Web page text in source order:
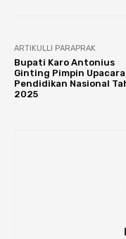
ARTIKULLI PARAPRAK
Bupati Karo Antonius
Ginting Pimpin
Pendidikan Nasional
2025